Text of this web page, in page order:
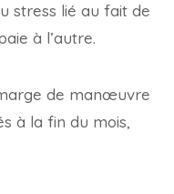
stress lié au fait de
à l’autre.
de manœuvre
à la fin du mois,